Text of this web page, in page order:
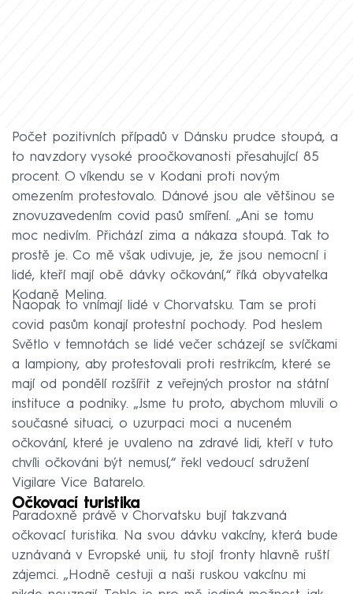
Počet pozitivních případů v Dánsku prudce stoupá, a
to navzdory vysoké proočkovanosti přesahující 85
procent. O víkendu se v Kodani proti novým
omezením protestovalo. Dánové jsou ale většinou se
znovuzavedením covid pasů smíření. „Ani se tomu
moc nedivím. Přichází zima a nákaza stoupá. Tak to
prostě je. Co mě však udivuje, je, že jsou nemocní i
lidé, kteří mají obě dávky očkování,“ říká obyvatelka
Kodaně Melina.
Naopak to vnímají lidé v Chorvatsku. Tam se proti
covid pasům konají protestní pochody. Pod heslem
Světlo v temnotách se lidé večer scházejí se svíčkami
a lampiony, aby protestovali proti restrikcím, které se
mají od pondělí rozšířit z veřejných prostor na státní
instituce a podniky. „Jsme tu proto, abychom mluvili o
současné situaci, o uzurpaci moci a nuceném
očkování, které je uvaleno na zdravé lidi, kteří v tuto
chvíli očkováni být nemusí,“ řekl vedoucí sdružení
Vigilare Vice Batarelo.
Očkovací turistika
Paradoxně právě v Chorvatsku bují takzvaná
očkovací turistika. Na svou dávku vakcíny, která bude
uznávaná v Evropské unii, tu stojí fronty hlavně ruští
zájemci. „Hodně cestuji a naši ruskou vakcínu mi